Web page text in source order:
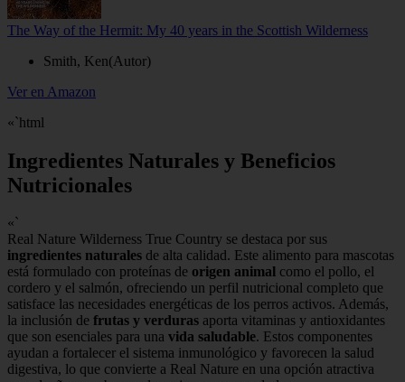
The Way of the Hermit: My 40 years in the Scottish Wilderness
Smith, Ken(Autor)
Ver en Amazon
«`html
Ingredientes Naturales y Beneficios
Nutricionales
«`
Real Nature Wilderness True Country se destaca por sus
ingredientes naturales de alta calidad. Este alimento para mascotas
está formulado con proteínas de origen animal como el pollo, el
cordero y el salmón, ofreciendo un perfil nutricional completo que
satisface las necesidades energéticas de los perros activos. Además,
la inclusión de frutas y verduras aporta vitaminas y antioxidantes
que son esenciales para una vida saludable. Estos componentes
ayudan a fortalecer el sistema inmunológico y favorecen la salud
digestiva, lo que convierte a Real Nature en una opción atractiva